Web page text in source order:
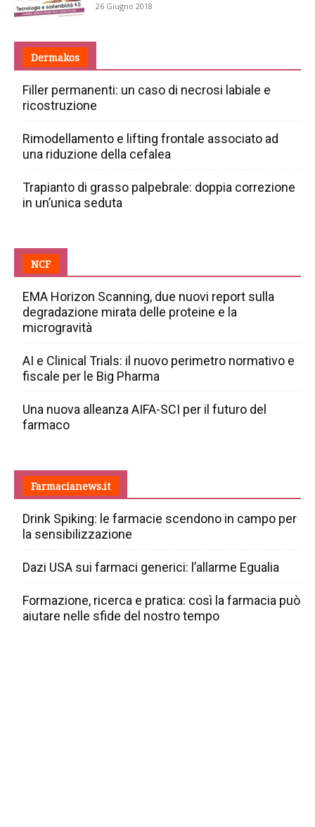
26 Giugno 2018
Dermakos
Filler permanenti: un caso di necrosi labiale e
ricostruzione
Rimodellamento e lifting frontale associato ad
una riduzione della cefalea
Trapianto di grasso palpebrale: doppia correzione
in un’unica seduta
NCF
EMA Horizon Scanning, due nuovi report sulla
degradazione mirata delle proteine e la
microgravità
AI e Clinical Trials: il nuovo perimetro normativo e
fiscale per le Big Pharma
Una nuova alleanza AIFA-SCI per il futuro del
farmaco
Farmacianews.it
Drink Spiking: le farmacie scendono in campo per
la sensibilizzazione
Dazi USA sui farmaci generici: l’allarme Egualia
Formazione, ricerca e pratica: così la farmacia può
aiutare nelle sfide del nostro tempo